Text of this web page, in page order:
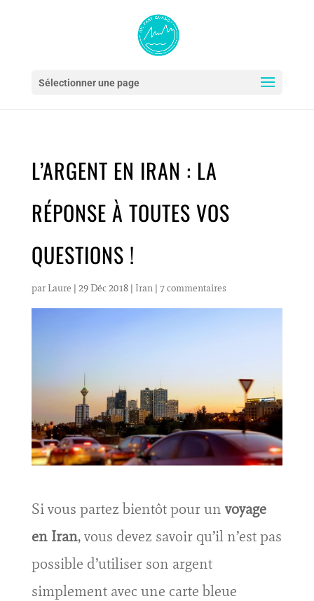
Sélectionner une page
L’ARGENT EN IRAN : LA
RÉPONSE À TOUTES VOS
QUESTIONS !
par Laure | 29 Déc 2018| Iran| 7 commentaires
Si vous partez bientôt pour un voyage
en Iran, vous devez savoir qu’il n’est pas
possible d’utiliser son argent
simplement avec une carte bleue